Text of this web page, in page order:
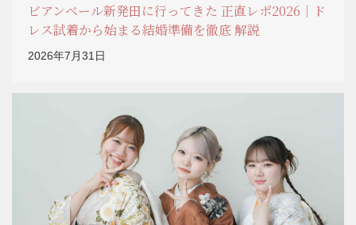
ビアンベール新発田に行ってきた 正直レポ2026｜ド
レス試着から始まる結婚準備を徹底 解説
2026年7月31日